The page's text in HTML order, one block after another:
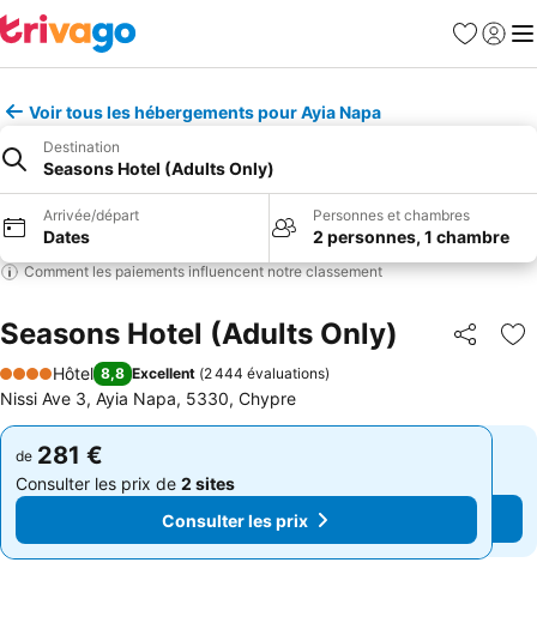
Favoris
Se
Voir tous les hébergements pour Ayia Napa
Destination
Seasons Hotel (Adults Only)
Arrivée/départ
Dates
Personnes et chambres
2 personnes, 1 chambre
Comment les paiements influencent notre classement
Seasons Hotel (Adults Only) Partager
4 Étoiles
Hôtel 8,8 Excellent (2 444 évaluations)
Nissi Ave 3, Ayia Napa, 5330, Chypre
de 281 €
Consulter les prix de 2 sites
Consulter les prix
de 281 €
Consulter les prix de 2 sites
Consulter les prix